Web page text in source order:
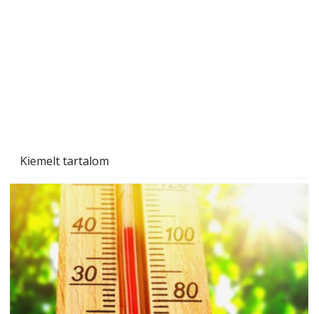
Kiemelt tartalom